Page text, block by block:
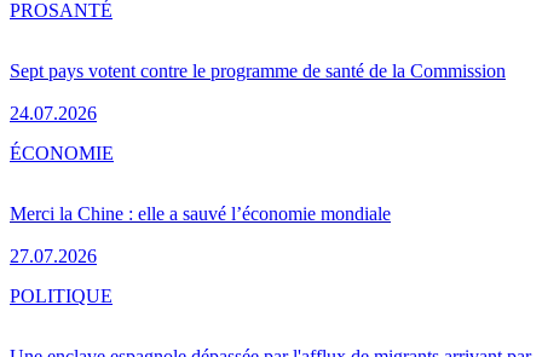
Sept pays votent contre le programme de santé de la Commission
24.07.2026
PROSANTÉ
Merci la Chine : elle a sauvé l’économie mondiale
27.07.2026
ÉCONOMIE
POLITIQUE